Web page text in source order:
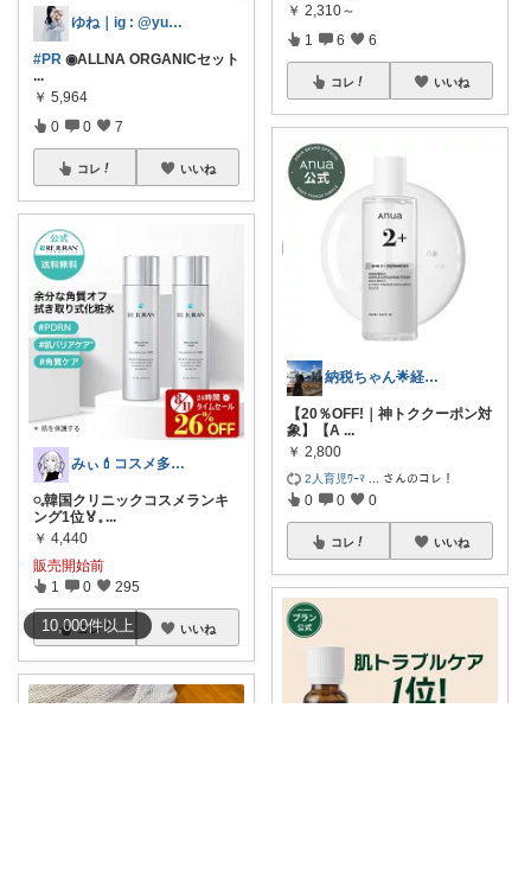
10,000件以上
ゆね｜ig : @yune__room
#PR ◉ALLNA ORGANICセット
...
￥ 5,964
0 0 7
コレ いいね
みぃ💄コスメ多め‪🫶🏻︎‪ゆっくり
𓏸𓈒韓国クリニックコスメランキ
ング1位🏅𓈒 ...
￥ 4,440
販売開始前
1 0 295
コレ いいね
￥ 2,310～
1 6 6
コレ いいね
納税ちゃん🌟経由購入★
【20％OFF!｜神トククーポン対
象】【A ...
￥ 2,800
2人育児ﾜｰﾏ さんのコレ！
0 0 0
コレ いいね